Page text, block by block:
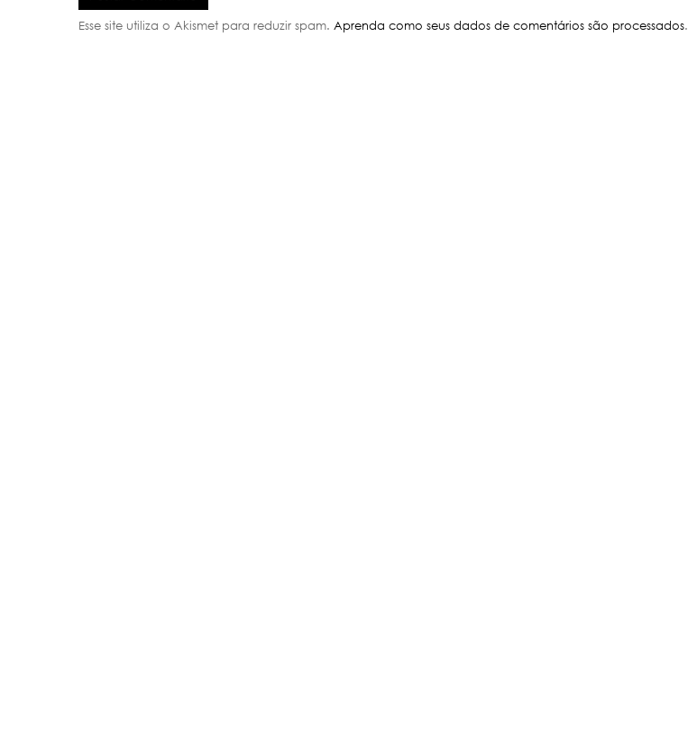
Esse site utiliza o Akismet para reduzir spam. Aprenda como seus dados de comentários são processados.